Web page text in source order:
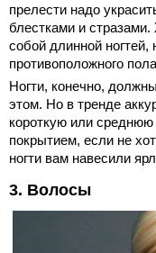
прелести надо
блестками и
собой длинной ногтей,
противоположного
Ногти, конечно,
этом. Но в тренде
короткую или
покрытием, если не
ногти вам навесили
3. Волосы